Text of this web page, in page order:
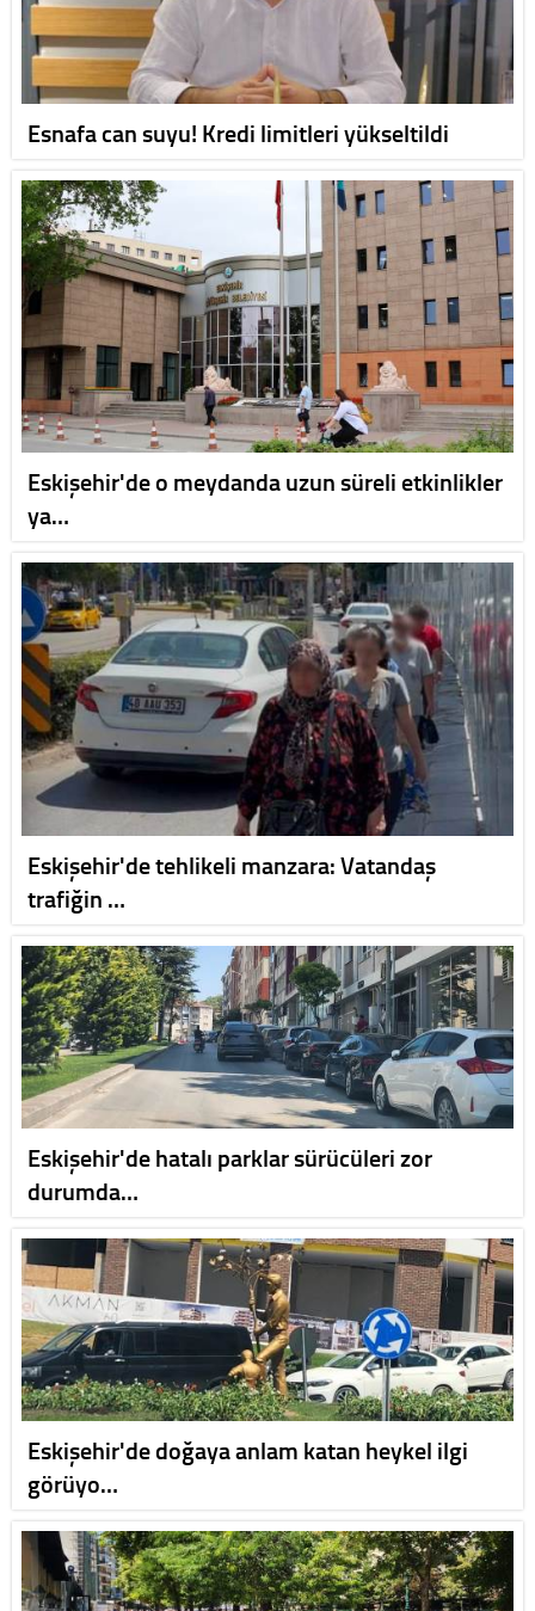
Esnafa can suyu! Kredi limitleri yükseltildi
Eskişehir'de o meydanda uzun süreli etkinlikler
ya…
Eskişehir'de tehlikeli manzara: Vatandaş
trafiğin …
Eskişehir'de hatalı parklar sürücüleri zor
durumda…
Eskişehir'de doğaya anlam katan heykel ilgi
görüyo…